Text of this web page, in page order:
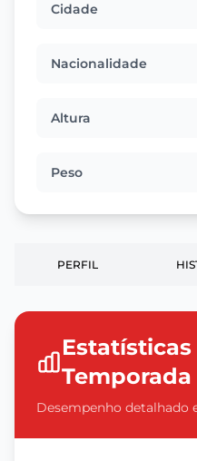
Cidade
Nacionalidade
Altura
Peso
PERFIL
Temporada
Desempenho detalhado